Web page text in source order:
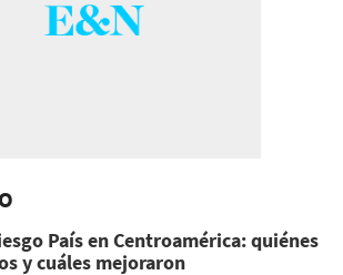
País en Centroamérica: quiénes
y cuáles mejoraron